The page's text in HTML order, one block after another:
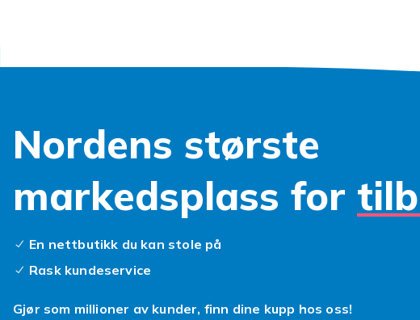
dåp. Velg mellom
rundt etter tilbehør
Tips for et
Ikke glem at vi også
Enten gjennom en
stjeler
klage på kjøpet ditt,
En bolle kan være så
Nordens største
markedsplass for
En nettbutikk du kan stole på
Rask kundeservice
Gjør som millioner av kunder, finn dine kupp hos oss!